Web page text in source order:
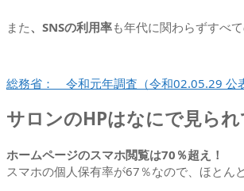
また、SNSの利用率も年代に関わらずすべ
総務省： 令和元年調査（令和02.05.29 公
サロンのHPはなにで見ら
ホームページのスマホ閲覧は70％超え！
スマホの個人保有率が67％なので、ほとん